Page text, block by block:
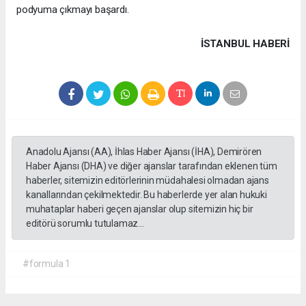
podyuma çıkmayı başardı.
İSTANBUL HABERİ
Anadolu Ajansı (AA), İhlas Haber Ajansı (İHA), Demirören
Haber Ajansı (DHA) ve diğer ajanslar tarafından eklenen tüm
haberler, sitemizin editörlerinin müdahalesi olmadan ajans
kanallarından çekilmektedir. Bu haberlerde yer alan hukuki
muhataplar haberi geçen ajanslar olup sitemizin hiç bir
editörü sorumlu tutulamaz...
#formula 1